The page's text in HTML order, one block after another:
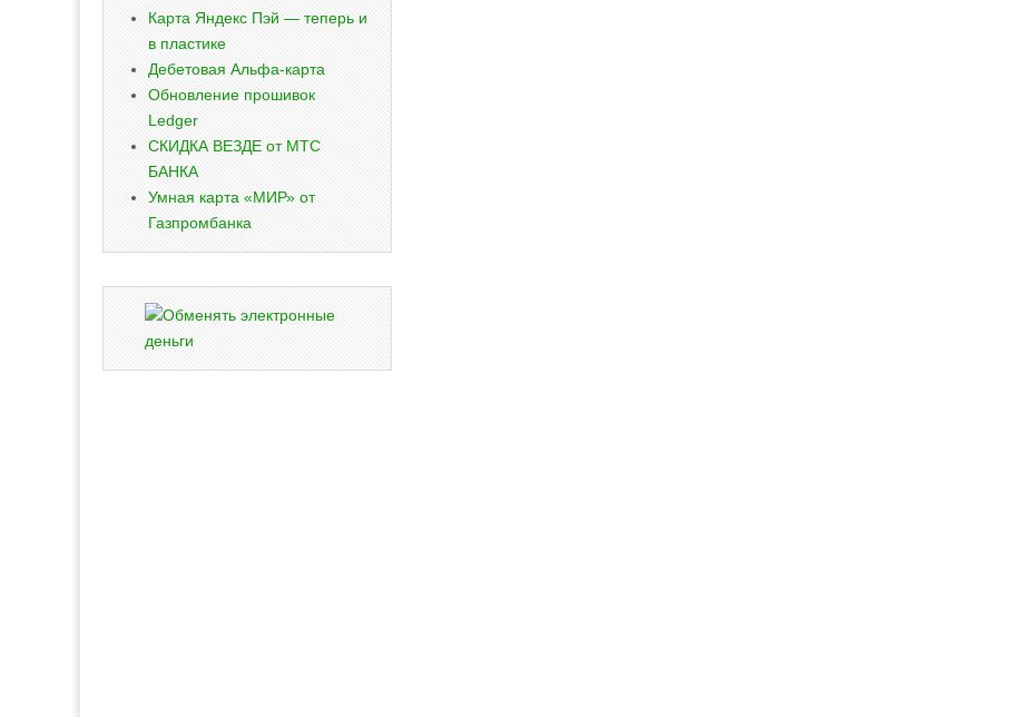
Карта Яндекс Пэй — теперь и
в пластике
Дебетовая Альфа-карта
Обновление прошивок
Ledger
СКИДКА ВЕЗДЕ от МТС
БАНКА
Умная карта «МИР» от
Газпромбанка